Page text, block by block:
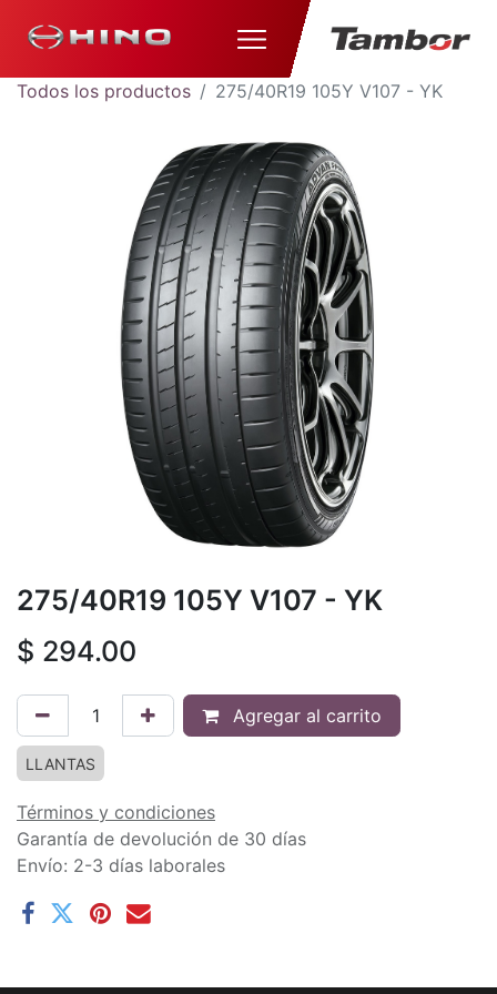
Todos los productos 275/40R19 105Y V107 - YK
275/40R19 105Y V107 - YK
$ 294.00
Agregar al carrito
LLANTAS
Términos y condiciones
Garantía de devolución de 30 días
Envío: 2-3 días laborales